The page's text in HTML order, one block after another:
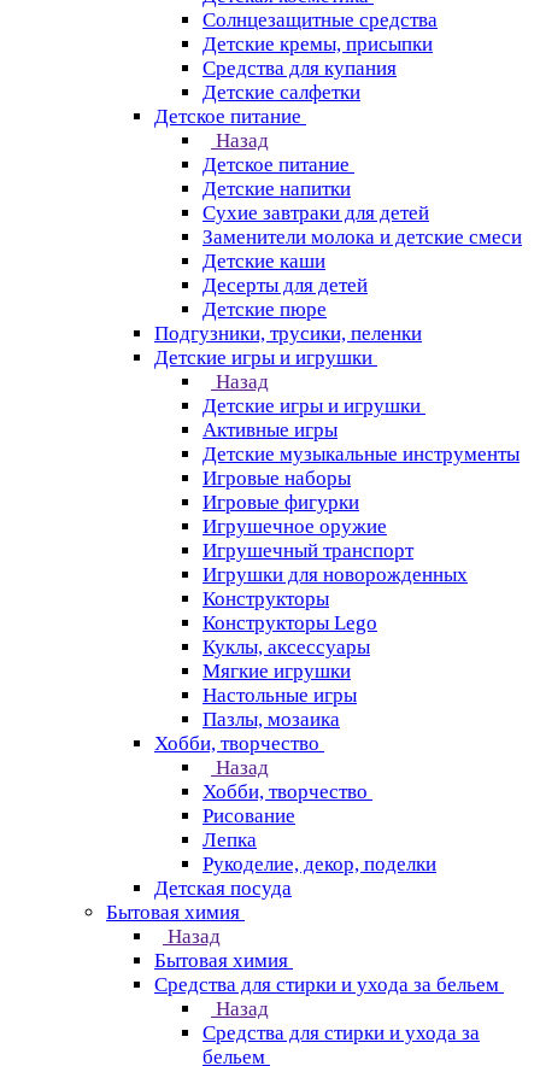
Солнцезащитные средства
Детские кремы, присыпки
Средства для купания
Детские салфетки
Детское питание
Назад
Детское питание
Детские напитки
Сухие завтраки для детей
Заменители молока и детские смеси
Детские каши
Десерты для детей
Детские пюре
Подгузники, трусики, пеленки
Детские игры и игрушки
Назад
Детские игры и игрушки
Активные игры
Детские музыкальные инструменты
Игровые наборы
Игровые фигурки
Игрушечное оружие
Игрушечный транспорт
Игрушки для новорожденных
Конструкторы
Конструкторы Lego
Куклы, аксессуары
Мягкие игрушки
Настольные игры
Пазлы, мозаика
Хобби, творчество
Назад
Хобби, творчество
Рисование
Лепка
Рукоделие, декор, поделки
Детская посуда
Бытовая химия
Назад
Бытовая химия
Средства для стирки и ухода за бельем
Назад
Средства для стирки и ухода за
бельем